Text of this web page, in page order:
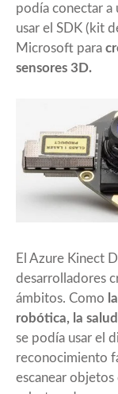
podía conectar
usar el SDK (kit
Microsoft para
sensores 3D.
El Azure Kinect
desarrolladores
ámbitos. Como
robótica, la
se podía usar el
reconocimiento
escanear